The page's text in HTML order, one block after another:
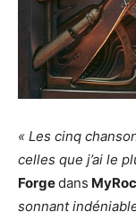
« Les cinq
celles que j’ai le
Forgedans
sonnant